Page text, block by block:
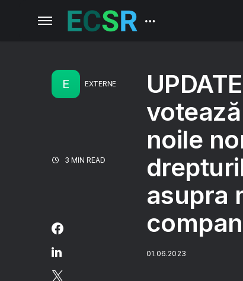
E EXTERNE
3 MIN READ
noile
asupra
01.06.2023